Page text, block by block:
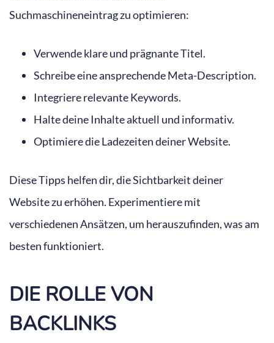
Suchmaschineneintrag zu optimieren:
Verwende klare und prägnante Titel.
Schreibe eine ansprechende Meta-Description.
Integriere relevante Keywords.
Halte deine Inhalte aktuell und informativ.
Optimiere die Ladezeiten deiner Website.
Diese Tipps helfen dir, die Sichtbarkeit deiner
Website zu erhöhen. Experimentiere mit
verschiedenen Ansätzen, um herauszufinden, was am
besten funktioniert.
DIE ROLLE VON
BACKLINKS